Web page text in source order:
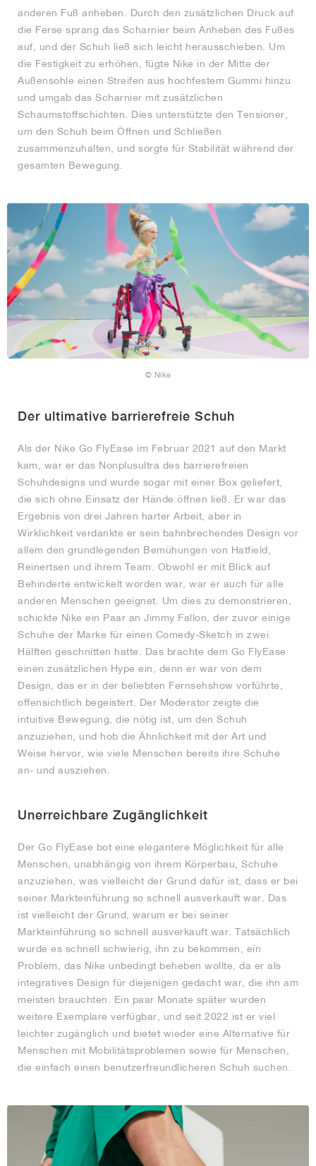
anderen Fuß anheben. Durch den zusätzlichen Druck auf
die Ferse sprang das Scharnier beim Anheben des Fußes
auf, und der Schuh ließ sich leicht herausschieben. Um
die Festigkeit zu erhöhen, fügte Nike in der Mitte der
Außensohle einen Streifen aus hochfestem Gummi hinzu
und umgab das Scharnier mit zusätzlichen
Schaumstoffschichten. Dies unterstützte den Tensioner,
um den Schuh beim Öffnen und Schließen
zusammenzuhalten, und sorgte für Stabilität während der
gesamten Bewegung.
© Nike
Der ultimative barrierefreie Schuh
Als der Nike Go FlyEase im Februar 2021 auf den Markt
kam, war er das Nonplusultra des barrierefreien
Schuhdesigns und wurde sogar mit einer Box geliefert,
die sich ohne Einsatz der Hände öffnen ließ. Er war das
Ergebnis von drei Jahren harter Arbeit, aber in
Wirklichkeit verdankte er sein bahnbrechendes Design vor
allem den grundlegenden Bemühungen von Hatfield,
Reinertsen und ihrem Team. Obwohl er mit Blick auf
Behinderte entwickelt worden war, war er auch für alle
anderen Menschen geeignet. Um dies zu demonstrieren,
schickte Nike ein Paar an Jimmy Fallon, der zuvor einige
Schuhe der Marke für einen Comedy-Sketch in zwei
Hälften geschnitten hatte. Das brachte dem Go FlyEase
einen zusätzlichen Hype ein, denn er war von dem
Design, das er in der beliebten Fernsehshow vorführte,
offensichtlich begeistert. Der Moderator zeigte die
intuitive Bewegung, die nötig ist, um den Schuh
anzuziehen, und hob die Ähnlichkeit mit der Art und
Weise hervor, wie viele Menschen bereits ihre Schuhe
an- und ausziehen.
Unerreichbare Zugänglichkeit
Der Go FlyEase bot eine elegantere Möglichkeit für alle
Menschen, unabhängig von ihrem Körperbau, Schuhe
anzuziehen, was vielleicht der Grund dafür ist, dass er bei
seiner Markteinführung so schnell ausverkauft war. Das
ist vielleicht der Grund, warum er bei seiner
Markteinführung so schnell ausverkauft war. Tatsächlich
wurde es schnell schwierig, ihn zu bekommen, ein
Problem, das Nike unbedingt beheben wollte, da er als
integratives Design für diejenigen gedacht war, die ihn am
meisten brauchten. Ein paar Monate später wurden
weitere Exemplare verfügbar, und seit 2022 ist er viel
leichter zugänglich und bietet wieder eine Alternative für
Menschen mit Mobilitätsproblemen sowie für Menschen,
die einfach einen benutzerfreundlicheren Schuh suchen.